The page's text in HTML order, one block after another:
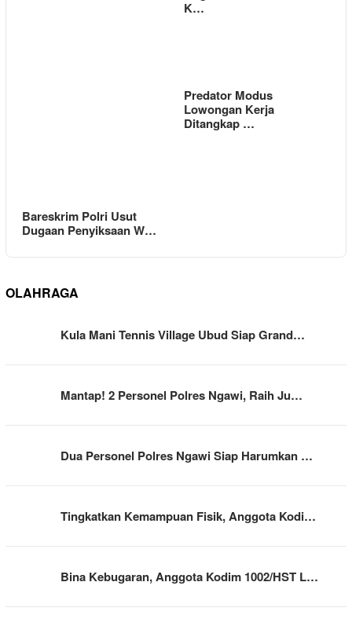
K…
Bareskrim Polri Usut
Dugaan Penyiksaan W…
Predator Modus
Lowongan Kerja
Ditangkap …
OLAHRAGA
Kula Mani Tennis Village Ubud Siap Grand…
Mantap! 2 Personel Polres Ngawi, Raih Ju…
Dua Personel Polres Ngawi Siap Harumkan …
Tingkatkan Kemampuan Fisik, Anggota Kodi…
Bina Kebugaran, Anggota Kodim 1002/HST L…